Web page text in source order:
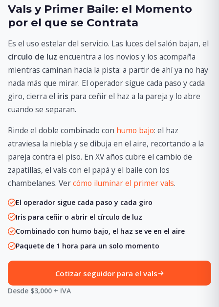
Vals y Primer Baile: el Momento
por el que se Contrata
Es el uso estelar del servicio. Las luces del salón bajan, el
círculo de luz encuentra a los novios y los acompaña
mientras caminan hacia la pista: a partir de ahí ya no hay
nada más que mirar. El operador sigue cada paso y cada
giro, cierra el iris para ceñir el haz a la pareja y lo abre
cuando se separan.
Rinde el doble combinado con humo bajo: el haz
atraviesa la niebla y se dibuja en el aire, recortando a la
pareja contra el piso. En XV años cubre el cambio de
zapatillas, el vals con el papá y el baile con los
chambelanes. Vercómo iluminar el primer vals.
El operador sigue cada paso y cada giro
Iris para ceñir o abrir el círculo de luz
Combinado con humo bajo, el haz se ve en el aire
Paquete de 1 hora para un solo momento
Cotizar seguidor para el vals
Desde $3,000 + IVA